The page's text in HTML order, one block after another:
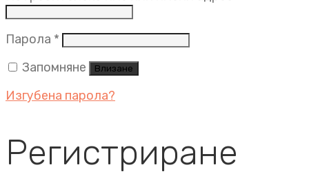
Парола * Задължително
Запомняне
Влизане
Изгубена парола?
Регистриране